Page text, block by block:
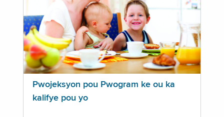
Pwojeksyon pou Pwogram ke ou ka
kalifye pou yo